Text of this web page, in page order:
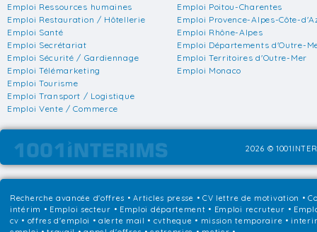
Emploi Ressources humaines
Emploi Restauration / Hôtellerie
Emploi Santé
Emploi Secrétariat
Emploi Sécurité / Gardiennage
Emploi Télémarketing
Emploi Tourisme
Emploi Transport / Logistique
Emploi Vente / Commerce
Emploi Poitou-Charentes
Emploi Provence-Alpes-Côte-
Emploi Rhône-Alpes
Emploi Départements d'Outre-
Emploi Territoires d'Outre-Mer
Emploi Monaco
2026 ©
Recherche avancée d'offres •Articles presse • CV lettre de motivation •
intérim • Emploi secteur • Emploi département • Emploi recruteur •
cv • offres d'emploi • alerte mail • cvtheque • mission temporaire •